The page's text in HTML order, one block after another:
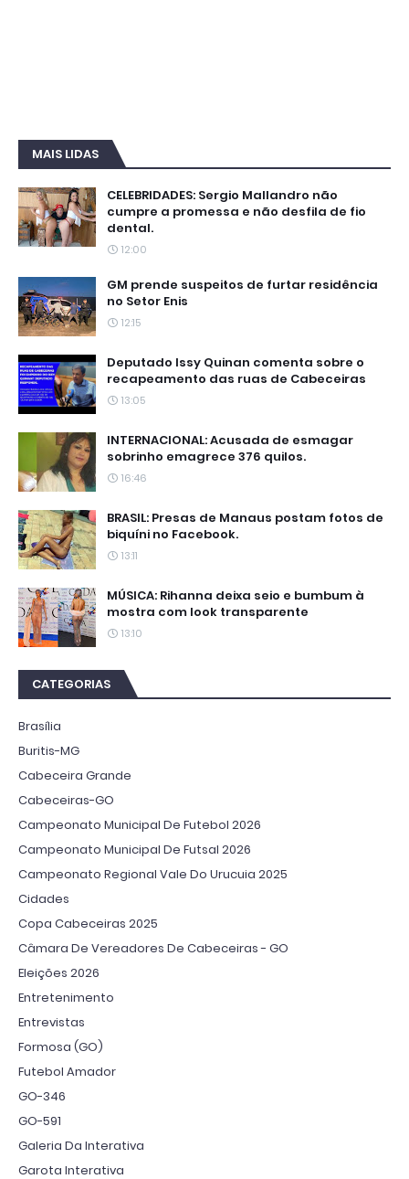
MAIS LIDAS
CELEBRIDADES: Sergio Mallandro não
cumpre a promessa e não desfila de fio
dental.
12:00
GM prende suspeitos de furtar residência
no Setor Enis
12:15
Deputado Issy Quinan comenta sobre o
recapeamento das ruas de Cabeceiras
13:05
INTERNACIONAL: Acusada de esmagar
sobrinho emagrece 376 quilos.
16:46
BRASIL: Presas de Manaus postam fotos de
biquíni no Facebook.
13:11
MÚSICA: Rihanna deixa seio e bumbum à
mostra com look transparente
13:10
CATEGORIAS
Brasília
Buritis-MG
Cabeceira Grande
Cabeceiras-GO
Campeonato Municipal De Futebol 2026
Campeonato Municipal De Futsal 2026
Campeonato Regional Vale Do Urucuia 2025
Cidades
Copa Cabeceiras 2025
Câmara De Vereadores De Cabeceiras - GO
Eleições 2026
Entretenimento
Entrevistas
Formosa (GO)
Futebol Amador
GO-346
GO-591
Galeria Da Interativa
Garota Interativa